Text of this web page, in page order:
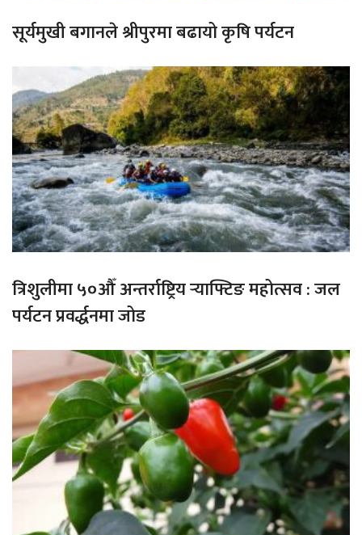
सूर्यमुखी बगानले श्रीपुरमा बढायो कृषि पर्यटन
त्रिशुलीमा ५०औँ अन्तर्राष्ट्रिय र्‍याफ्टिङ महोत्सव : जल
पर्यटन प्रवर्द्धनमा जोड